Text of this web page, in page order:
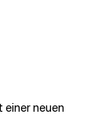
einer neuen